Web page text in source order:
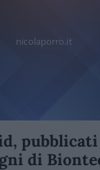
nicolaporro.it
di